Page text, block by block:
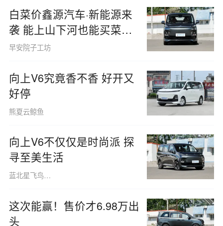
白菜价鑫源汽车·新能源来
袭 能上山下河也能买菜代
步
早安院子工坊
向上V6究竟香不香 好开又
好停
熊夏云鲸鱼
向上V6不仅仅是时尚派 探
寻至美生活
蓝北星飞鸟160508
这次能赢！售价才6.98万出
头